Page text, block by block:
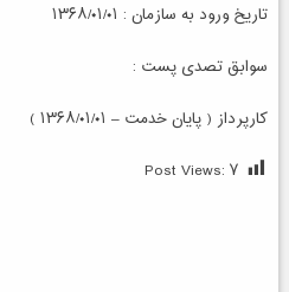
تاریخ ورود به سازمان : ۱۳۶۸/۰۱/۰۱
سوابق تصدی پست :
کارپرداز ( پایان خدمت – ۱۳۶۸/۰۱/۰۱ )
Post Views: ۷